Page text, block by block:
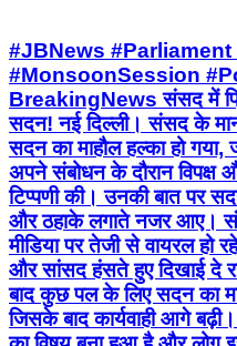
#JBNews
#MonsoonSession
BreakingNews संसद में
सदन! नई दिल्ली। संसद के
सदन का माहौल हल्का हो
अपने संबोधन के दौरान विपक्ष
टिप्पणी की। उनकी बात पर
और ठहाके लगाते नजर आए।
मीडिया पर तेजी से वायरल हो
और सांसद हंसते हुए दिखाई दे
बाद कुछ पल के लिए सदन का
जिसके बाद कार्यवाही आगे बढ़ी।